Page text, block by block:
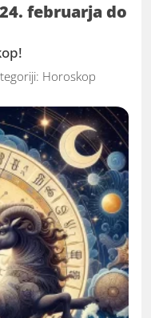
februarja do
Horoskop